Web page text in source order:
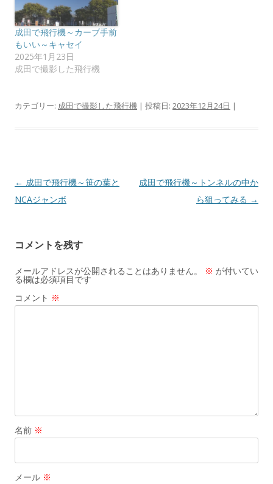
ま
す
)
い
ウ
ィ
ン
ウ
で
開
き
成田で飛行機～カーブ手前
もいい～キャセイ
2025年1月23日
成田で撮影した飛行機
カテゴリー: 成田で撮影した飛行機 | 投稿日: 2023年12月24日 |
投
稿
ゲ
ー
シ
ョ
← 成田で飛行機～笹の葉と
NCAジャンボ
成田で飛行機～トンネルの中か
ら狙ってみる →
コメントを残す
メールアドレスが公開されることはありません。 ※ が付いてい
る欄は必須項目です
コメント ※
名前 ※
メール ※